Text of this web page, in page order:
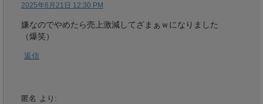
2025年6月21日 12:30 PM
嫌なのでやめたら売上激減してざまぁｗになりました
（爆笑）
返信
匿名 より: